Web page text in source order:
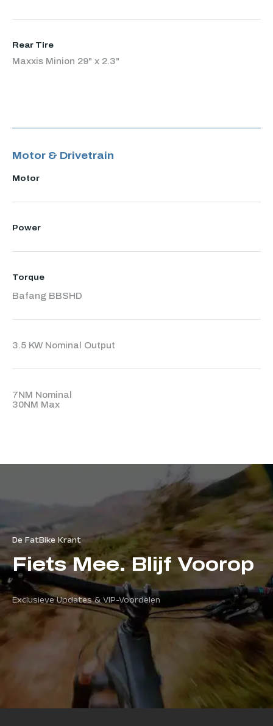
Rear Tire
Maxxis Minion 29" x 2.3"
Motor & Drivetrain
Motor
Power
Torque
Bafang BBSHD
3.5 KW Nominal Output
7NM Nominal
30NM Max
De FatBike Krant
Fiets Mee. Blijf Voorop
Exclusieve Updates & VIP-Voordelen